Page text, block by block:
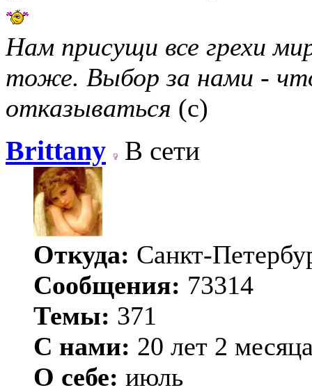
Нам присущи все грехи
тоже. Выбор за нами -
отказываться (с)
Brittany В сети
Откуда: Санкт-
Сообщения: 73314
Темы: 371
С нами: 20 лет 2
О себе: июль